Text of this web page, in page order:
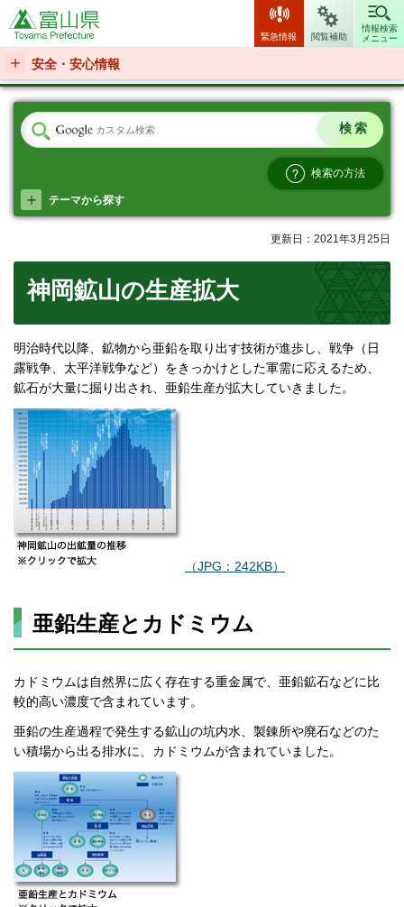
富山県
緊急情報 閲覧補助
情報検索
メニュー
安全・安心情報
検索の方法
テーマから探す
更新日：2021年3月25日
神岡鉱山の生産拡大
明治時代以降、鉱物から亜鉛を取り出す技術が進歩し、戦争（日
露戦争、太平洋戦争など）をきっかけとした軍需に応えるため、
鉱石が大量に掘り出され、亜鉛生産が拡大していきました。
（JPG：242KB）
亜鉛生産とカドミウム
カドミウムは自然界に広く存在する重金属で、亜鉛鉱石などに比
較的高い濃度で含まれています。
亜鉛の生産過程で発生する鉱山の坑内水、製錬所や廃石などのた
い積場から出る排水に、カドミウムが含まれていました。